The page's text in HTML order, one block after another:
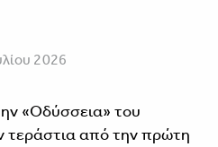
2026
«Οδύσσεια» του
τεράστια από την πρώτη